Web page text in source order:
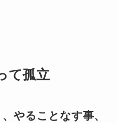
て孤立
やることなす事、